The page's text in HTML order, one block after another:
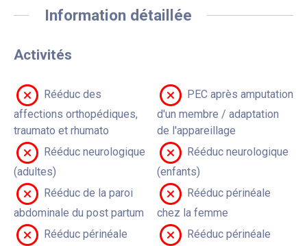
Information détaillée
Activités
Rééduc des
affections orthopédiques,
traumato et rhumato
PEC après amputation
d'un membre / adaptation
de l'appareillage
Rééduc neurologique
(adultes)
Rééduc neurologique
(enfants)
Rééduc de la paroi
abdominale du post partum
Rééduc périnéale
chez la femme
Rééduc périnéale
Rééduc périnéale